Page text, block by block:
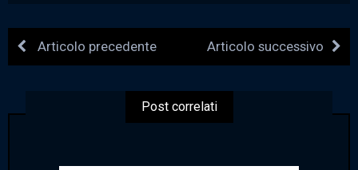
Articolo precedente Articolo successivo
Post correlati